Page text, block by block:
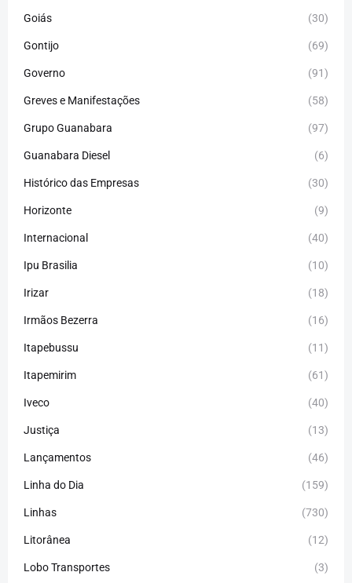
Goiás (30)
Gontijo (69)
Governo (91)
Greves e Manifestações (58)
Grupo Guanabara (97)
Guanabara Diesel (6)
Histórico das Empresas (30)
Horizonte (9)
Internacional (40)
Ipu Brasilia (10)
Irizar (18)
Irmãos Bezerra (16)
Itapebussu (11)
Itapemirim (61)
Iveco (40)
Justiça (13)
Lançamentos (46)
Linha do Dia (159)
Linhas (730)
Litorânea (12)
Lobo Transportes (3)